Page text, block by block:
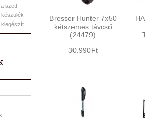
szett
kiegészít
Bresser Hunter 7x50
kétszemes távcső
(24479)
30.990Ft